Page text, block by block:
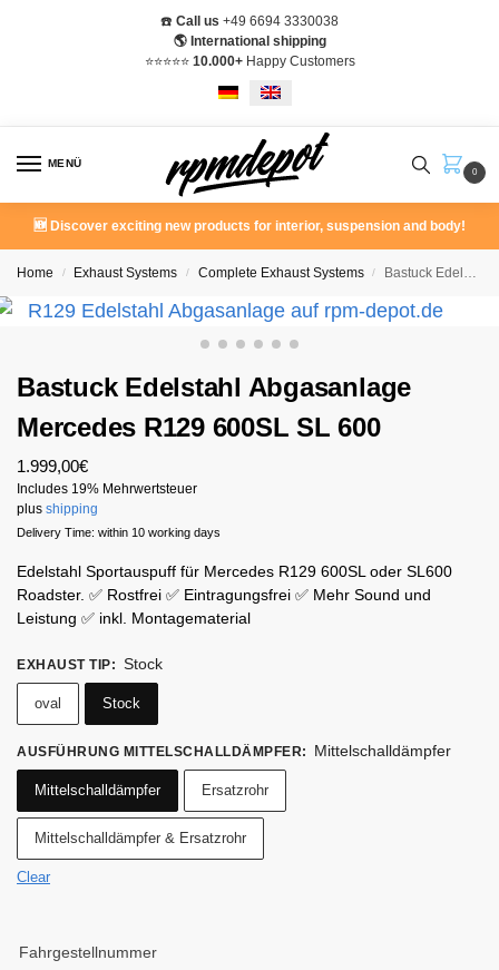
☎️ Call us +49 6694 3330038
🌎 International shipping
⭐️⭐️⭐️⭐️⭐️ 10.000+Happy Customers
MENÜ
0
🆕 Discover exciting new products for interior, suspension and body!
Home / Exhaust Systems / Complete Exhaust Systems / Bastuck Edelstahl Abgasanlage Mercedes R129 600SL SL 600
Bastuck Edelstahl Abgasanlage
Mercedes R129 600SL SL 600
1.999,00€
Includes 19% Mehrwertsteuer
plus shipping
Delivery Time: within 10 working days
Edelstahl Sportauspuff für Mercedes R129 600SL oder SL600
Roadster. ✅ Rostfrei ✅ Eintragungsfrei ✅ Mehr Sound und
Leistung ✅ inkl. Montagematerial
EXHAUST TIP: Stock
oval Stock
AUSFÜHRUNG MITTELSCHALLDÄMPFER: Mittelschalldämpfer
Mittelschalldämpfer Ersatzrohr
Mittelschalldämpfer & Ersatzrohr
Clear
Fahrgestellnummer